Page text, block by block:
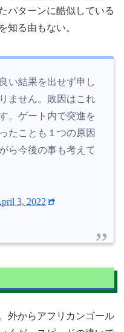
パターンに酷似している
知る由もない。
い結果を出せず申し
ません。敗因はこれ
。ゲート内で突進を
たことも１つの原因
ら今後の事も考えて
3, 2022
外からアフリカンゴール